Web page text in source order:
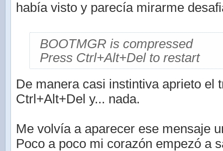
había visto y parecía mirarme
BOOTMGR is compressed
Press Ctrl+Alt+Del to restart
De manera casi instintiva aprieto el
Ctrl+Alt+Del y... nada.
Me volvía a aparecer ese mensaje
Poco a poco mi corazón empezó a